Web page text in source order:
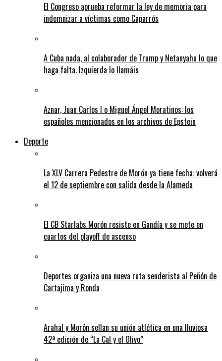
El Congreso aprueba reformar la ley de memoria para
indemnizar a víctimas como Caparrós
A Cuba nada, al colaborador de Trump y Netanyahu lo que
haga falta. Izquierda lo llamáis
Aznar, Juan Carlos I o Miguel Ángel Moratinos: los
españoles mencionados en los archivos de Epstein
Deporte
La XLV Carrera Pedestre de Morón ya tiene fecha: volverá
el 12 de septiembre con salida desde la Alameda
El CB Starlabs Morón resiste en Gandía y se mete en
cuartos del playoff de ascenso
Deportes organiza una nueva ruta senderista al Peñón de
Cartajima y Ronda
Arahal y Morón sellan su unión atlética en una lluviosa
42ª edición de “La Cal y el Olivo”